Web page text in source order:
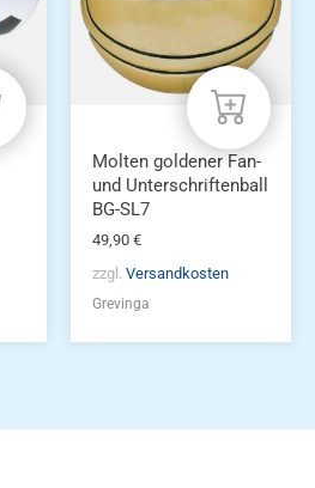
Molten goldener Fan-
und Unterschriftenball
BG-SL7
49,90 €
zzgl. Versandkosten
Grevinga